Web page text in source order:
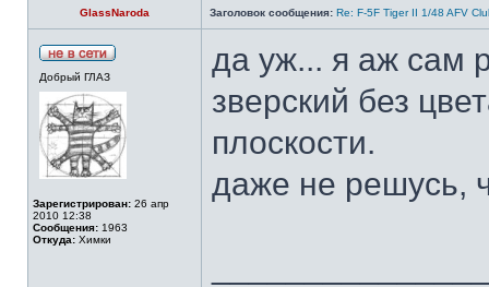
GlassNaroda Заголовок сообщения: Re: F-5F Tiger II 1/48 AFV
Добрый ГЛАЗ
Зарегистрирован: 26 апр
2010 12:38
Сообщения: 1963
Откуда: Химки
да уж... я аж сам
зверский без
плоскости.
даже не решусь,